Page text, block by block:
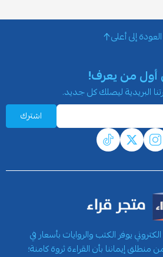
العودة إلى أعلى
من يعرف!
البريدية ليصلك كل جديد.
اشترك
يوفر الكتب والروايات بأسعار في
إيماننا بأن القراءة ثروة كامنة؛